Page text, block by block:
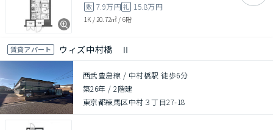
敷 7.9万円礼 15.8万円
1K / 20.72㎡ / 6階
賃貸アパート ウィズ中村橋 Ⅱ
西武豊島線 / 中村橋駅 徒歩6分
築26年 /2階建
東京都練馬区中村３丁目27-18